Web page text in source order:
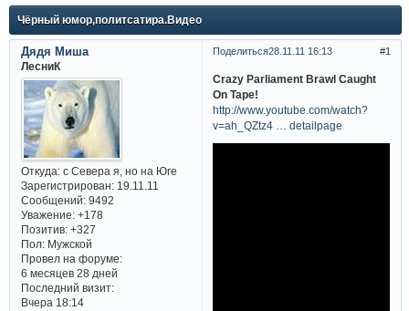
Чёрный юмор,политсатира.Видео
Поделиться 1
28.11.11 16:13
Дядя Миша
ЛесниК
Откуда:с Севера я, но на Юге
Зарегистрирован: 19.11.11
Сообщений:9492
Уважение: +178
Позитив: +327
Пол:Мужской
Провел на форуме:
6 месяцев 28 дней
Последний визит:
Вчера 18:14
Crazy Parliament Brawl Caught
On Tape!
http://www.youtube.com/watch?
v=ah_QZtz4 … detailpage